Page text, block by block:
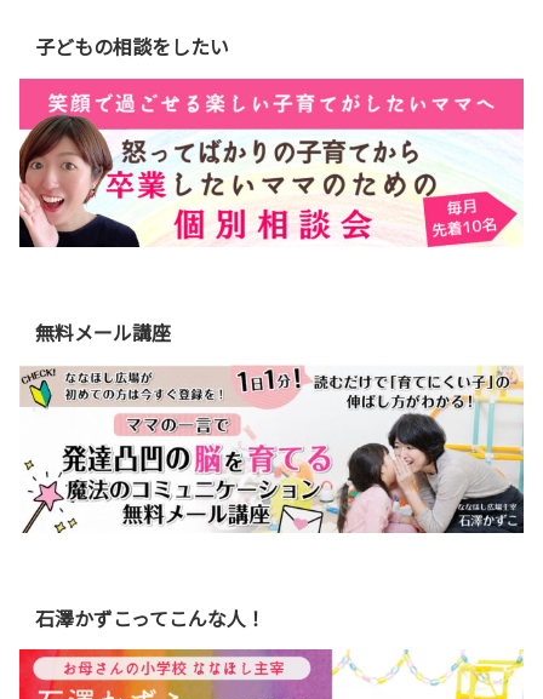
子どもの相談をしたい
無料メール講座
石澤かずこってこんな人！